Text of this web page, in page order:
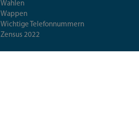
Wahlen
Wappen
Wichtige Telefonnummern
Zensus 2022